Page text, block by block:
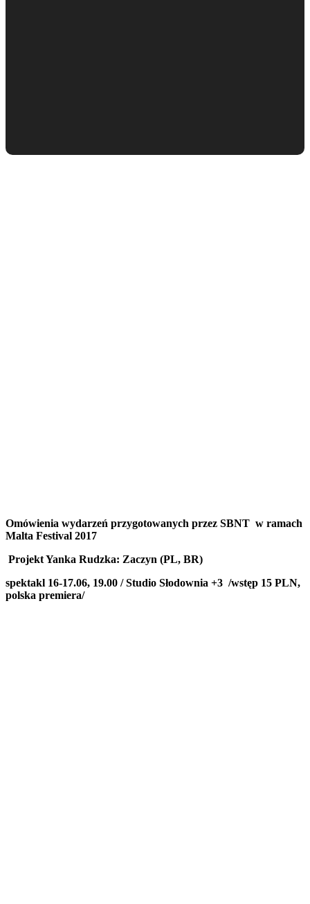
Omówienia wydarzeń przygotowanych przez SBNT w ramach
Malta Festival 2017
Projekt Yanka Rudzka: Zaczyn (PL, BR)
spektakl 16-17.06, 19.00 / Studio Słodownia +3 /wstęp 15 PLN,
polska premiera/